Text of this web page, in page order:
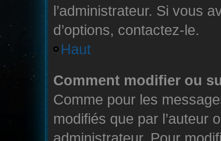
l’administrateur. Si vous
d’options, contactez-le.
Haut
Comment modifier ou
Comme pour les
modifiés que par l’auteur